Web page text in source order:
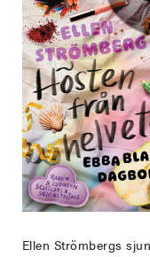
Ellen Strömbergs